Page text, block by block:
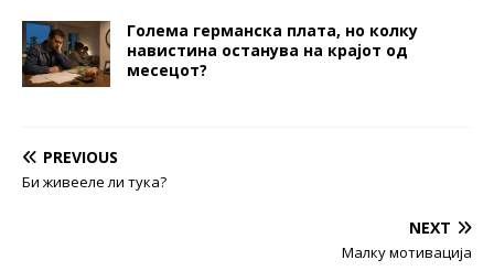
Голема германска плата, но колку
навистина останува на крајот од
месецот?
PREVIOUS
Би живееле ли тука?
NEXT
Малку мотивација